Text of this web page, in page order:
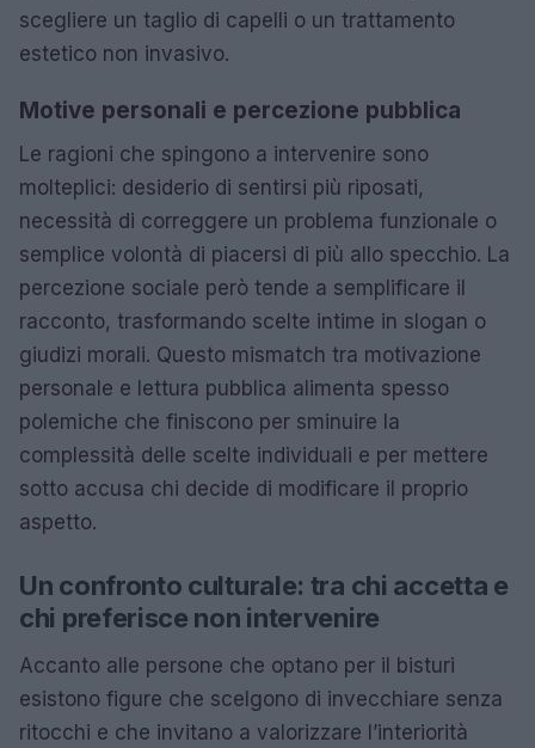
scegliere un taglio di capelli o un trattamento
estetico non invasivo.
Motive personali e percezione pubblica
Le ragioni che spingono a intervenire sono
molteplici: desiderio di sentirsi più riposati,
necessità di correggere un problema funzionale o
semplice volontà di piacersi di più allo specchio. La
percezione sociale però tende a semplificare il
racconto, trasformando scelte intime in slogan o
giudizi morali. Questo mismatch tra motivazione
personale e lettura pubblica alimenta spesso
polemiche che finiscono per sminuire la
complessità delle scelte individuali e per mettere
sotto accusa chi decide di modificare il proprio
aspetto.
Un confronto culturale: tra chi accetta e
chi preferisce non intervenire
Accanto alle persone che optano per il bisturi
esistono figure che scelgono di invecchiare senza
ritocchi e che invitano a valorizzare l’interiorità